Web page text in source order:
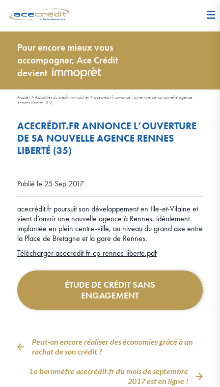
Pour encore mieux vous
accompagner, Ace Crédit
devient
Accueil >Actualités du crédit immobilier>acecrédit.fr annonce l’ouverture de sa nouvelle agence
Rennes Liberté (35)
ACECRÉDIT.FR ANNONCE L’OUVERTURE
DE SA NOUVELLE AGENCE RENNES
LIBERTÉ (35)
Publié le 25 Sep 2017
acecrédit.fr poursuit son développement en Ille-et-Vilaine et
vient d’ouvrir une nouvelle agence à Rennes, idéalement
implantée en plein centre-ville, au niveau du grand axe entre
la Place de Bretagne et la gare de Rennes.
Télécharger acecredit-fr-cp-rennes-liberte.pdf
ÉTUDE DE CRÉDIT SANS
ENGAGEMENT
Peut-on encore réaliser des économies grâce à un
rachat de son crédit ?
Le baromètre acecrédit.fr du mois de septembre
2017 est en ligne !